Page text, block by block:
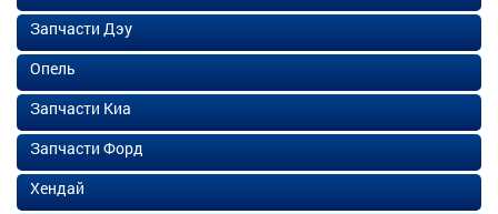
Запчасти Дэу
Опель
Запчасти Киа
Запчасти Форд
Хендай